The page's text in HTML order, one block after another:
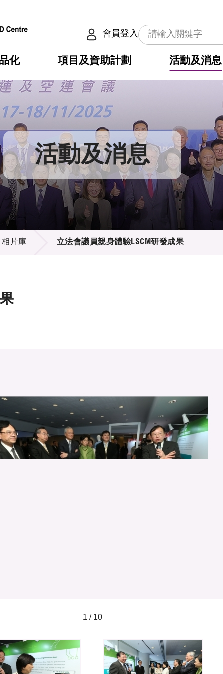
會員登入
化
術
務之創新技術
項目及資助計劃
計劃書
活動及消息
活動及消息
相片庫 立法會議員親身體驗LSCM研發成果
1 / 10